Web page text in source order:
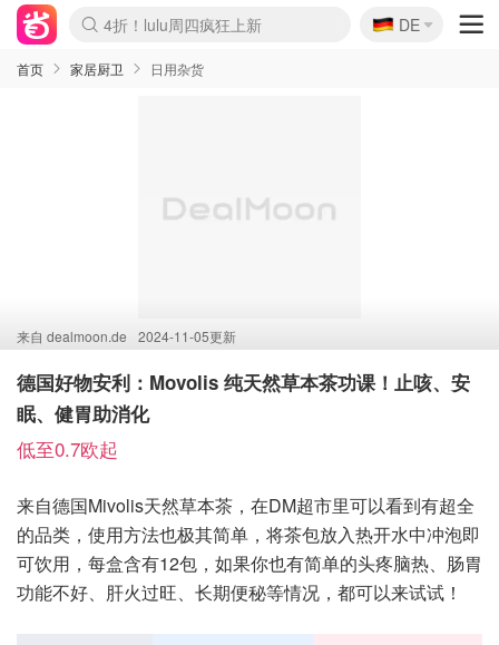
Boticinal 夏促开抢！
4折！lulu周四疯狂上新
还没结束！&OtherStories大促
Joybuy变相75折 随时失效
速领！Stanley独家85折
疑似霸哥！Camper额外叠85折
Zalando 奥莱闪促！每日更新
Moncler反季囤！5折起+叠9折
Coach Brooklyn仅€192
🇩🇪
DE
首页 家居厨卫 日用杂货
来自 dealmoon.de 2024-11-05更新
德国好物安利：Movolis 纯天然草本茶功课！止咳、安
眠、健胃助消化
低至0.7欧起
来自德国Mivolis天然草本茶，在DM超市里可以看到有超全
的品类，使用方法也极其简单，将茶包放入热开水中冲泡即
可饮用，每盒含有12包，如果你也有简单的头疼脑热、肠胃
功能不好、肝火过旺、长期便秘等情况，都可以来试试！